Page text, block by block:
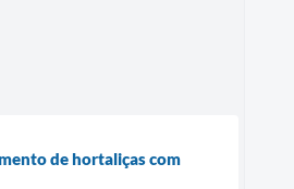
de hortaliças com